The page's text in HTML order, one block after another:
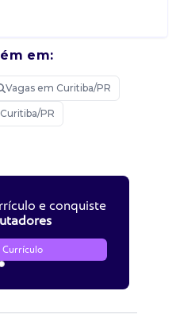
em:
Vagas em Curitiba/PR
PR
e conquiste
Currículo